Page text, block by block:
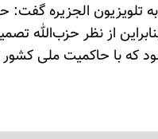
الجزیره گفت:
از نظر حزب‌الله
که با حاکمیت ملی